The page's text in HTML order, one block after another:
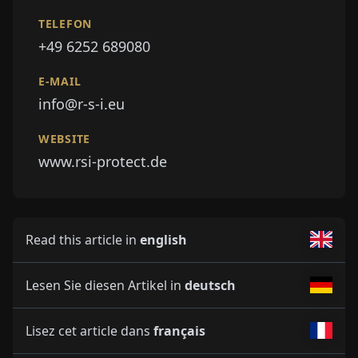
TELEFON
+49 6252 689080
E-MAIL
info@r-s-i.eu
WEBSITE
www.rsi-protect.de
Read this article in english
Lesen Sie diesen Artikel in deutsch
Lisez cet article dans français